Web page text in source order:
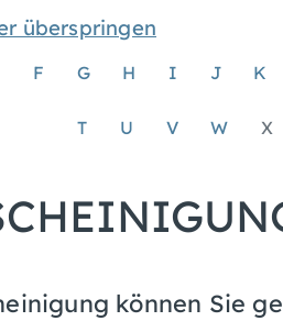
überspringen
F G H I J K
T U V W X
können Sie